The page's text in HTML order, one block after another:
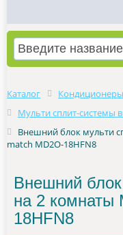
Каталог
Мульти сплит-системы
Внешний блок мульти
match MD2O-18HFN8
Внешний
на 2 комнаты
18HFN8